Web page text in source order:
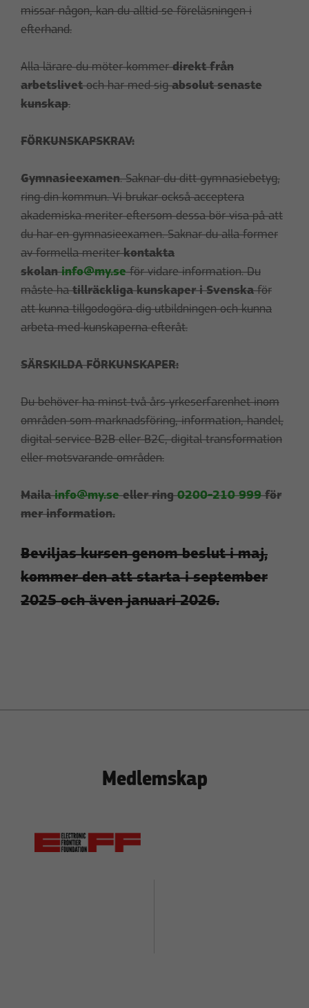
missar någon, kan du alltid se föreläsningen i
efterhand.
Alla lärare du möter kommerdirekt från
arbetslivetoch har med sigabsolut senaste
kunskap.
FÖRKUNSKAPSKRAV:
Gymnasieexamen. Saknar du ditt gymnasiebetyg,
ring din kommun. Vi brukar också acceptera
akademiska meriter eftersom dessa bör visa på att
du har en gymnasieexamen. Saknar du alla former
av formella meriterkontakta
skolaninfo@my.seför vidare information. Du
måste hatillräckliga kunskaper i Svenskaför
att kunna tillgodogöra dig utbildningen och kunna
arbeta med kunskaperna efteråt.
SÄRSKILDA FÖRKUNSKAPER:
Du behöver ha minst två års yrkeserfarenhet inom
områden som marknadsföring, information, handel,
digital service B2B eller B2C, digital transformation
eller motsvarande områden.
Mailainfo@my.seeller ring0200-210 999för
mer information.
Beviljas kursen genom beslut i maj,
kommer den att starta i september
2025 och även januari 2026.
Medlemskap